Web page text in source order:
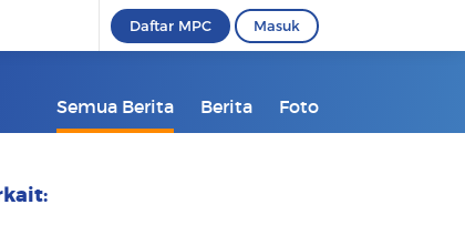
Daftar MPC Masuk
Semua Berita Berita Foto